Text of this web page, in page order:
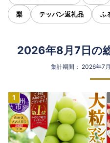
梨 テッパン返礼品 ふ
2026年8月7日の
集計期間： 2026年7